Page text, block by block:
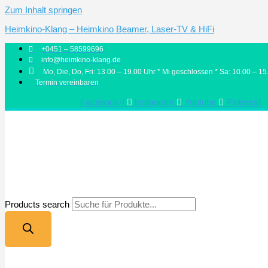
Zum Inhalt springen
Heimkino-Klang – Heimkino Beamer, Laser-TV & HiFi
+0451 – 58599696
info@heimkino-klang.de
Mo, Die, Do, Fri: 13.00 – 19.00 Uhr * Mi geschlossen * Sa: 10.00 –
Termin vereinbaren
Facebook-f Instagram Youtube Pinterest
Products search